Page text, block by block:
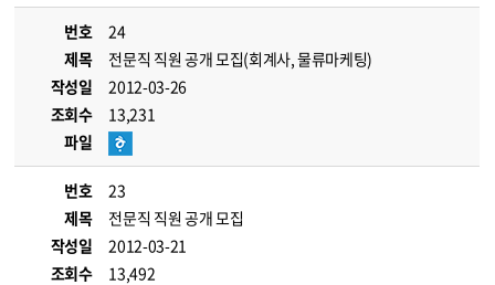
번호
24
제목
전문직 직원 공개 모집(회계사, 물류마케팅)
작성일
2012-03-26
조회수
13,231
파일
번호
23
제목
전문직 직원 공개 모집
작성일
2012-03-21
조회수
13,492